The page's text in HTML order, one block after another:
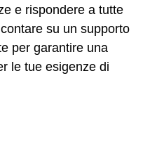
e rispondere a tutte
su un supporto
per garantire una
le tue esigenze di